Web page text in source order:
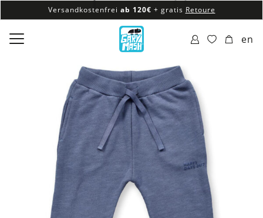
Versandkostenfrei ab 120€ + gratis Retoure
100% veganes & fair produziertes Sortiment
Versandkostenfrei ab 120€
en